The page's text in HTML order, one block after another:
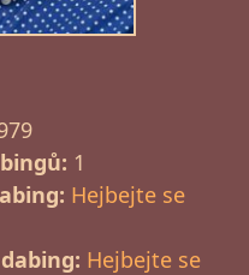
1
Hejbejte se
Hejbejte se